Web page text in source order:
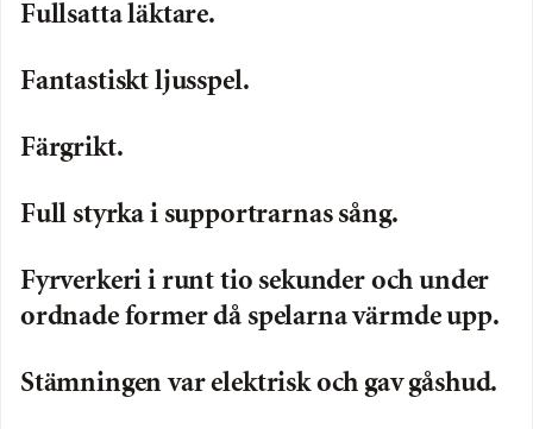
Fullsatta läktare.
Fantastiskt ljusspel.
Färgrikt.
Full styrka i supportrarnas sång.
Fyrverkeri i runt tio sekunder och under
ordnade former då spelarna värmde upp.
Stämningen var elektrisk och gav gåshud.